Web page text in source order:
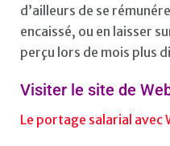
d’ailleurs de se
encaissé, ou en laisser
perçu lors de mois plus
Visiter le site de
Le portage salarial avec